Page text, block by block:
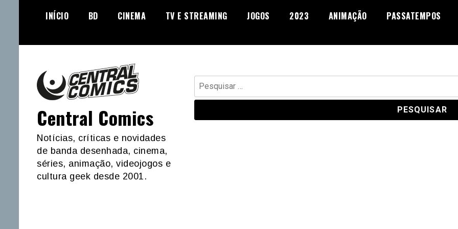
INÍCIO BD CINEMA TV E STREAMING JOGOS 2023 ANIMAÇÃO PASSATEMPOS
Pesquisar
por:
Central Comics
Notícias, críticas e novidades
de banda desenhada, cinema,
séries, animação, videojogos e
cultura geek desde 2001.